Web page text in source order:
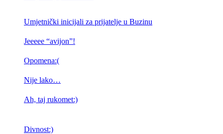
Umjetnički inicijali za prijatelje u Buzinu
Jeeeee “avijon”!
Opomena:(
Nije lako…
Ah, taj rukomet:)
Divnost:)